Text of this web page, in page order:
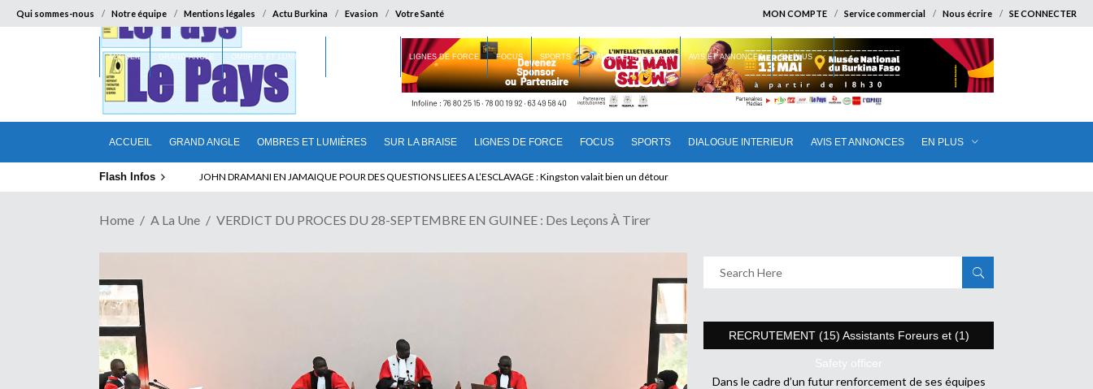
Qui sommes-nous Notre équipe Mentions légales Actu Burkina Evasion Votre Santé MON COMPTE Service commercial Nous écrire SE CONNECTER
ACCUEIL GRAND ANGLE OMBRES ET LUMIÈRES SUR LA BRAISE LIGNES DE FORCE FOCUS SPORTS DIALOGUE INTERIEUR AVIS ET ANNONCES EN PLUS
ACCUEIL GRAND ANGLE OMBRES ET LUMIÈRES LIGNES DE FORCE FOCUS SPORTS DIALOGUE INTERIEUR AVIS ET ANNONCES EN PLUS
Flash Infos ELECTION DE TALON A LA TETE DU SENAT BENINOIS : Quand Patrice quitte le pouvoir sans partir !
Home A La Une VERDICT DU PROCES DU 28-SEPTEMBRE EN GUINEE : Des Leçons À Tirer
RECRUTEMENT (15) Assistants Foreurs et (1)
Safety officer
Dans le cadre d’un futur renforcement de ses équipes